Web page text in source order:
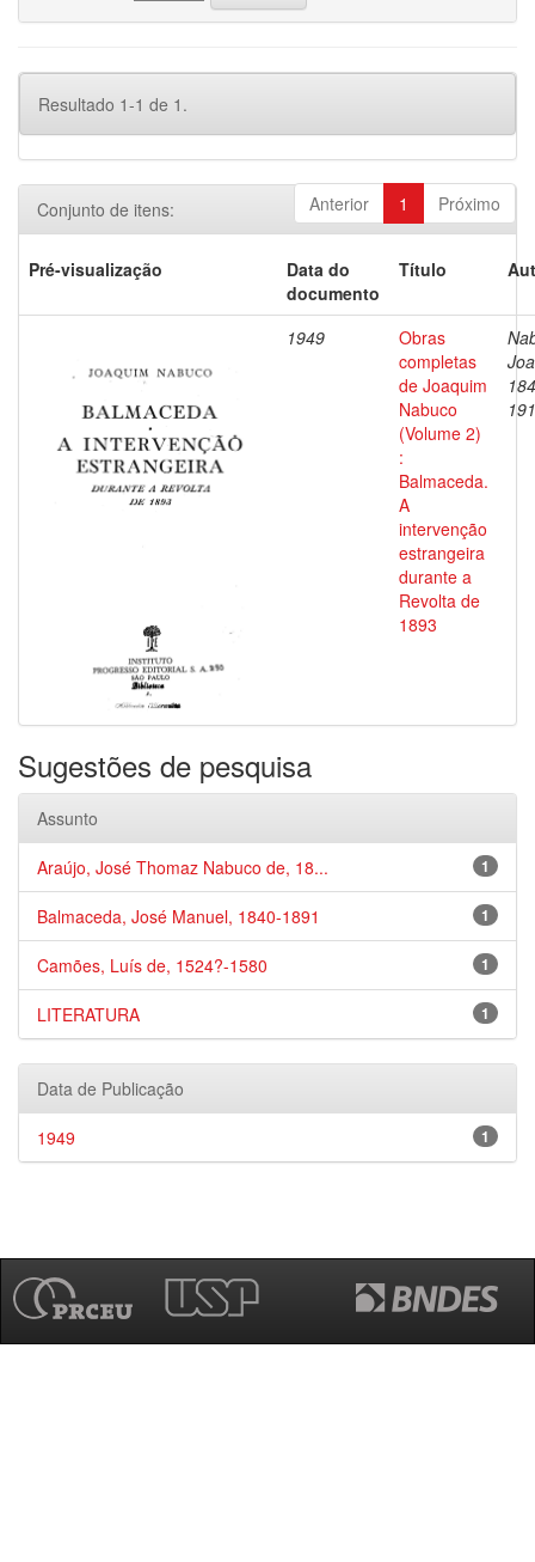
Resultado 1-1 de 1.
Anterior 1 Próximo
Conjunto de itens:
Pré-visualização
Data do
documento
Título
1949
Obras
completas
de Joaquim
Nabuco
(Volume 2)
:
Balmaceda.
A
intervenção
estrangeira
durante a
Revolta de
1893
Sugestões de pesquisa
Assunto
1
Araújo, José Thomaz Nabuco de, 18...
1
Balmaceda, José Manuel, 1840-1891
1
Camões, Luís de, 1524?-1580
1
LITERATURA
Data de Publicação
1
1949